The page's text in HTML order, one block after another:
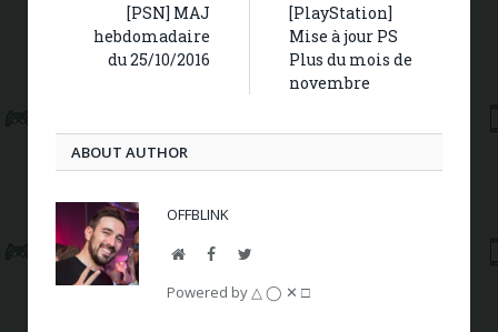
[PSN] MAJ
hebdomadaire
du 25/10/2016
[PlayStation]
Mise à jour PS
Plus du mois de
novembre
ABOUT AUTHOR
OFFBLINK
WebsiteFacebookTwitter
Powered by △ ◯ ✕ □